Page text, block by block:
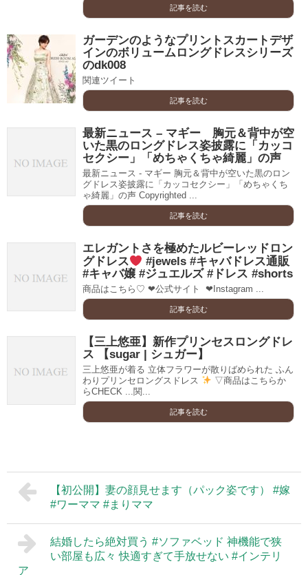
記事を読む
ガーデンのようなプリントスカートデザ
インのボリュームロングドレスシリーズ
のdk008
関連ツイート
記事を読む
最新ニュース – マギー 胸元＆背中が空
いた黒のロングドレス姿披露に「カッコ
セクシー」「めちゃくちゃ綺麗」の声
最新ニュース - マギー 胸元＆背中が空いた黒のロン
グドレス姿披露に「カッコセクシー」「めちゃくち
ゃ綺麗」の声 Copyrighted ...
記事を読む
エレガントさを極めたルビーレッドロン
グドレス
#jewels #キャバドレス通販
#キャバ嬢 #ジュエルズ #ドレス #shorts
商品はこちら♡ ❤︎公式サイト ​​ ❤︎Instagram ...
記事を読む
【三上悠亜】新作プリンセスロングドレ
ス 【sugar | シュガー】
三上悠亜が着る 立体フラワーが散りばめられた ふん
わりプリンセロングスドレス
▽商品はこちらか
らCHECK ...関...
記事を読む
【初公開】妻の顔見せます（パック姿です） #嫁
#ワーママ #まりママ
結婚したら絶対買う #ソファベッド 神機能で狭
い部屋も広々 快適すぎて手放せない #インテリ
ア